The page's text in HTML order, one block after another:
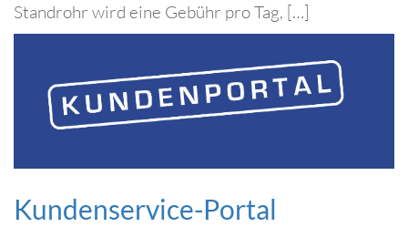
Standrohr wird eine Gebühr pro Tag, […]
Kundenservice-Portal